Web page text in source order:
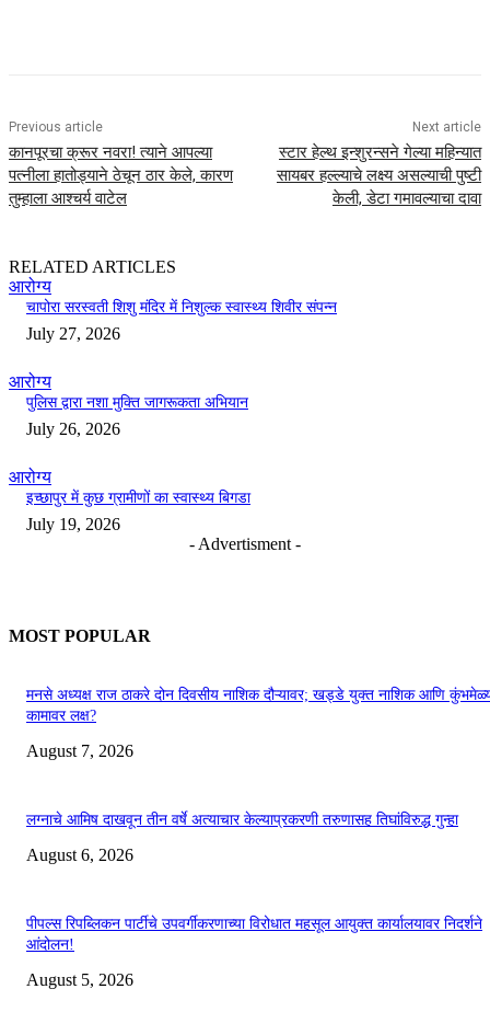
Previous article
कानपूरचा क्रूर नवरा! त्याने आपल्या
पत्नीला हातोड्याने ठेचून ठार केले, कारण
तुम्हाला आश्चर्य वाटेल
Next article
स्टार हेल्थ इन्शुरन्सने गेल्या महिन्यात
सायबर हल्ल्याचे लक्ष्य असल्याची पुष्टी
केली, डेटा गमावल्याचा दावा
RELATED ARTICLES
आरोग्य
चापोरा सरस्वती शिशु मंदिर में निशुल्क स्वास्थ्य शिवीर संपन्न
July 27, 2026
आरोग्य
पुलिस द्वारा नशा मुक्ति जागरूकता अभियान
July 26, 2026
आरोग्य
इच्छापुर में कुछ ग्रामीणों का स्वास्थ्य बिगडा
July 19, 2026
- Advertisment -
MOST POPULAR
मनसे अध्यक्ष राज ठाकरे दोन दिवसीय नाशिक दौऱ्यावर; खड्डे युक्त नाशिक आणि
कामावर लक्ष?
August 7, 2026
लग्नाचे आमिष दाखवून तीन वर्षे अत्याचार केल्याप्रकरणी तरुणासह तिघांविरुद्ध गुन्हा
August 6, 2026
पीपल्स रिपब्लिकन पार्टीचे उपवर्गीकरणाच्या विरोधात महसूल आयुक्त कार्यालयावर निदर्शने
आंदोलन!
August 5, 2026